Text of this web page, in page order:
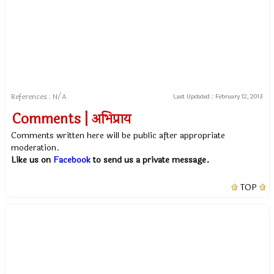
References : N/A Last Updated : February 12, 2013
Comments | अभिप्राय
Comments written here will be public after appropriate
moderation.
Like us on Facebookto send us a private message.
TOP